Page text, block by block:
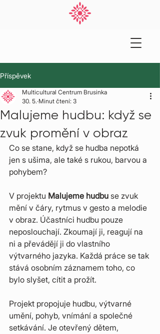
Příspěvek
Malujeme hudbu: když se
zvuk promění v obraz
Multicultural Centrum Brusinka
30. 5. Minut čtení: 3
Co se stane, když se hudba nepotká
jen s ušima, ale také s rukou, barvou a
pohybem?
V projektu Malujeme hudbu se zvuk
mění v čáry, rytmus v gesto a melodie
v obraz. Účastníci hudbu pouze
neposlouchají. Zkoumají ji, reagují na
ni a převádějí ji do vlastního
výtvarného jazyka. Každá práce se tak
stává osobním záznamem toho, co
bylo slyšet, cítit a prožít.
Projekt propojuje hudbu, výtvarné
umění, pohyb, vnímání a společné
setkávání. Je otevřený dětem,